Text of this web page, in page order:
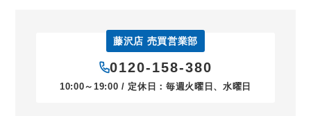
藤沢店 売買営業部
0120-158-380
10:00～19:00 / 定休日：毎週火曜日、水曜日